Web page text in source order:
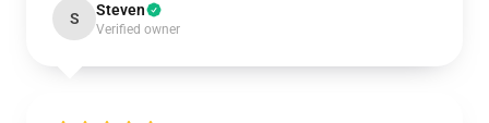
S Steven
Verified owner